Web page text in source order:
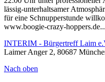
lässig-unterhaltsamer
für eine Schnupperstunde
www.boogie-crazy-hoppers.de...
INTERIM - Bürgertreff Laim
Laimer Anger 2, 80687
Nach oben